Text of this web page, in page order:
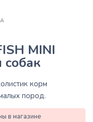
MINI
корм
пород.
в магазине